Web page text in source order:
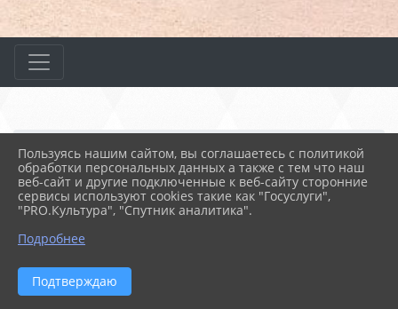
Главная ВАЖНОЕ
Конкурсы профессиональ...
Чемпионат «Молодые про...
Облицовка плиткой
10.10.2023 12:06
ОБЛИЦОВКА ПЛИТКОЙ
Пользуясь нашим сайтом, вы соглашаетесь с политикой
обработки персональных данных а также с тем что наш
веб-сайт и другие подключенные к веб-сайту сторонние
сервисы используют cookies такие как "Госуслуги",
"PRO.Культура", "Спутник аналитика".
Подробнее
Подтверждаю